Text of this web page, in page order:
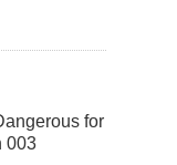
for
003